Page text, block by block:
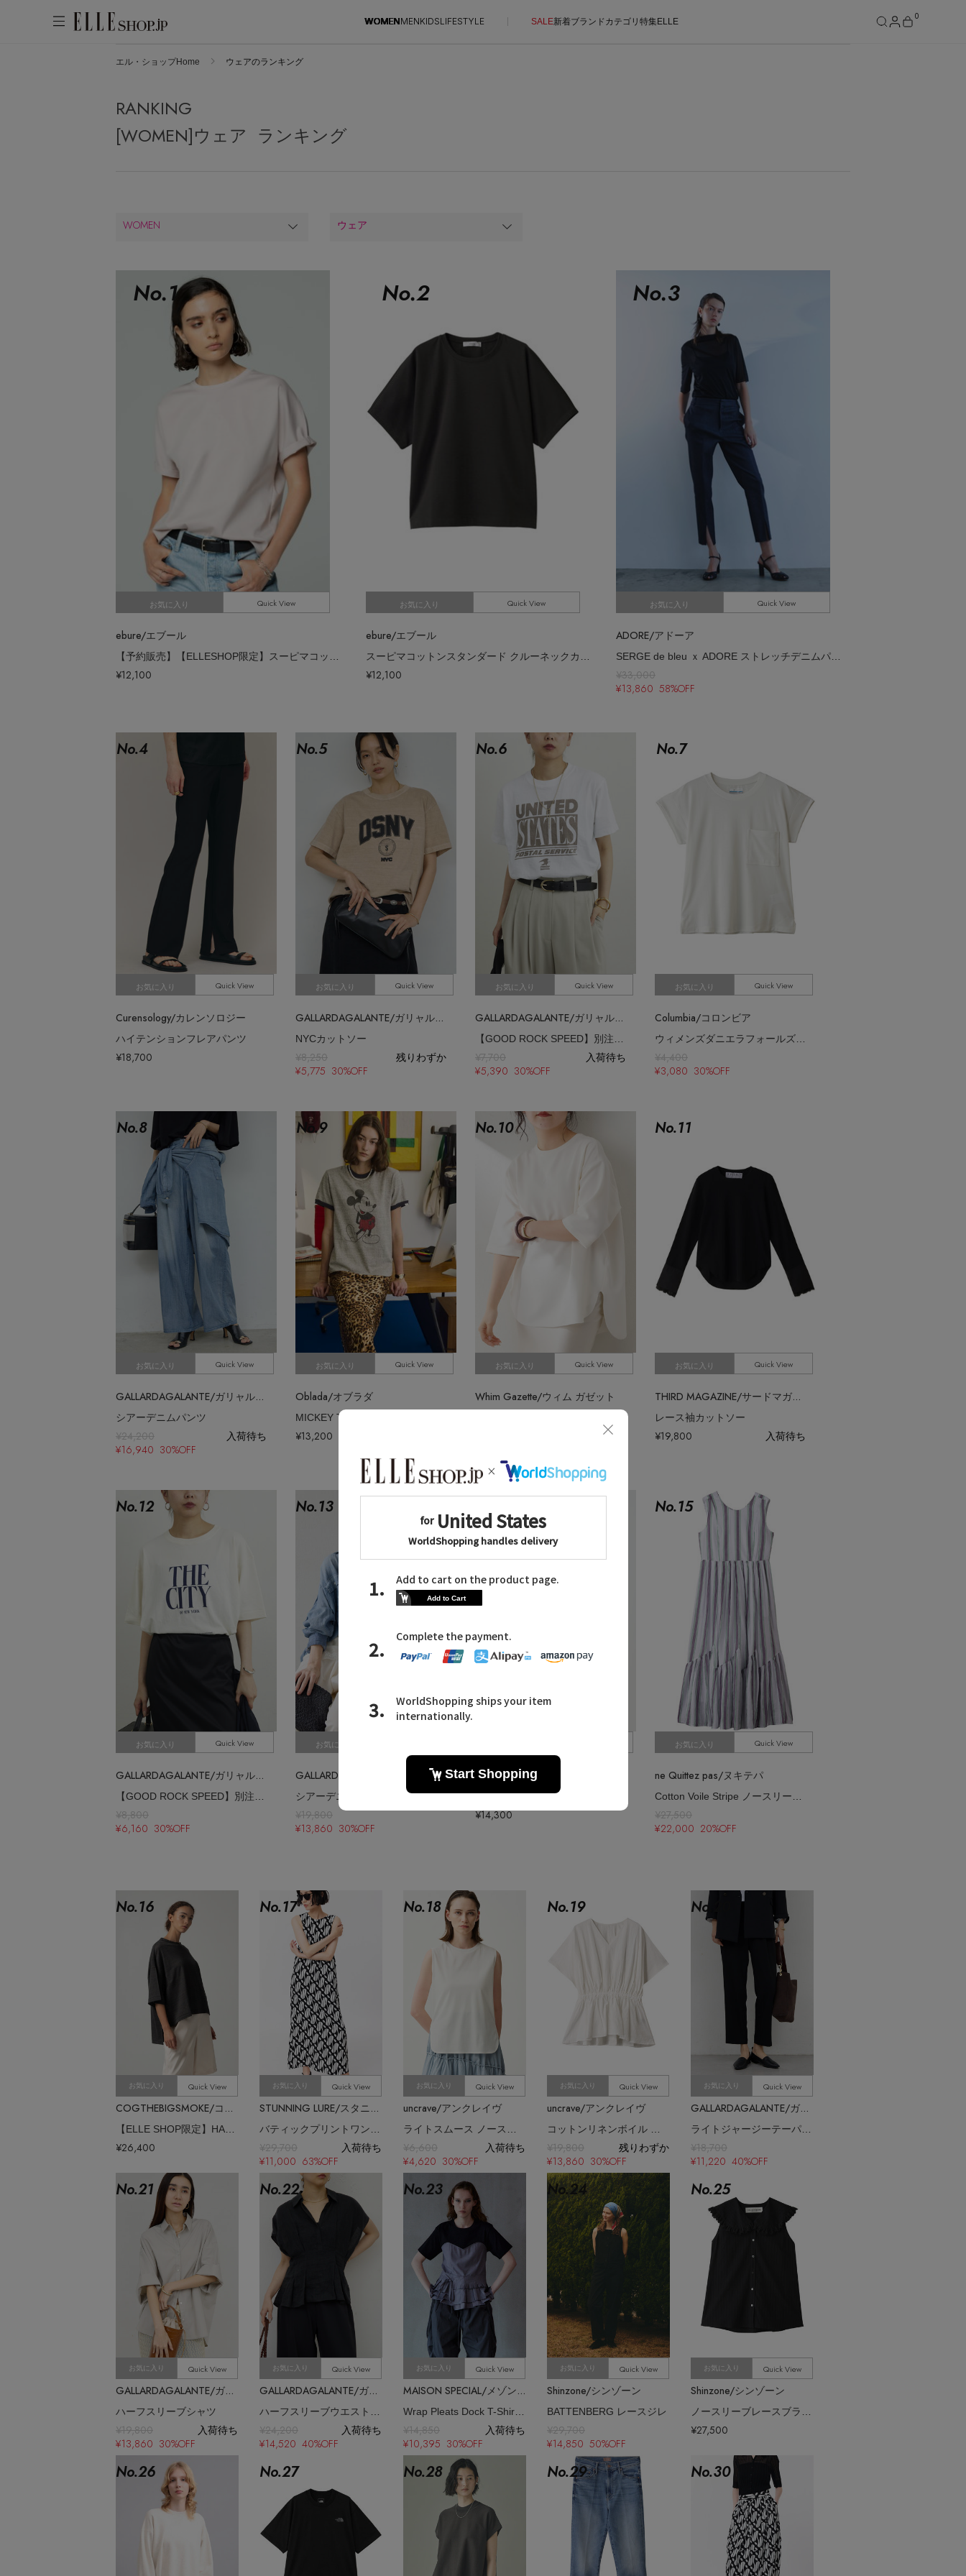
WOMENMENKIDSLIFESTYLE SALE新着ブランドカテゴリ 特集ELLE
0
【予約】新作ウェアをチェック
【Tシャツ】デイリーに活躍
【日傘】完全遮光・軽量傘
【サンダル】ビーサンの季節！
【リネン】涼しい夏素材
【CFCL】注目のPOP-UP
【ペプラム】トレンドシルエット
『ELLE』最新号掲載
【ジュエリー】シルバーでクールに
ルームウェア・パジャマ
フラットシューズ
レインシューズ
ショルダーバッグ
ハンドバッグ
財布・小物
ボディバッグ・ウェストポーチ
クラッチバッグ
ボストンバッグ
すべてのファッション小物
ストール・マフラー・ケープ
帽子・イヤーマフ
ヘアアクセサリー
スマートフォンケース・タブレットケース
アイウェア
すべてのアクセサリー
ピアス・イヤリング
バングル・ブレスレット
コサージュ・ブローチ
アンクレット
チャーム
すべてのランジェリー
ランジェリー
すべてのスポーツ
水着・スイムウェア
EDITOR'S CLOSET
【エディターズ・エッセンシャル】
ベーシックとトレンドが交差する16の名品
the Loop
ログイン
最新トレンドや限定アイテム、セール
情報をいち早くお届けします。
エル・ショップHome ウェアのランキング
RANKING
[WOMEN]ウェア ランキング
WOMEN ウェア
No.1
お気に入り Quick View
ebure/エブール
¥12,100
No.2
お気に入り Quick View
ebure/エブール
¥12,100
No.3
お気に入り Quick View
ADORE/アドーア
¥33,000
¥13,860 58%OFF
No.4
お気に入り Quick View
Curensology/カレンソロジー
ハイテンションフレアパンツ
¥18,700
No.5
お気に入り Quick View
GALLARDAGALANTE/ガリャルダガランテ
NYCカットソー
¥8,250
残りわずか
¥5,775 30%OFF
No.6
お気に入り Quick View
GALLARDAGALANTE/ガリャルダガランテ
¥7,700
入荷待ち
¥5,390 30%OFF
No.7
お気に入り Quick View
Columbia/コロンビア
¥4,400
¥3,080 30%OFF
No.8
お気に入り Quick View
GALLARDAGALANTE/ガリャルダガランテ
シアーデニムパンツ
¥24,200
入荷待ち
¥16,940 30%OFF
No.9
お気に入り Quick View
Oblada/オブラダ
MICKEY Tシャツ
¥13,200
No.10
お気に入り Quick View
Whim Gazette/ウィム ガゼット
No.11
お気に入り Quick View
THIRD MAGAZINE/サードマガジン
レース袖カットソー
¥19,800 入荷待ち
No.12
お気に入り Quick View
GALLARDAGALANTE/ガリャルダガランテ
¥8,800
¥6,160 30%OFF
No.13
お気に入り
GALLARDAGALANTE/ガリャルダガランテ
シアーデニムシャツ
¥19,800
¥13,860 30%OFF
ebure/エブール
¥14,300
No.15
お気に入り Quick View
ne Quittez pas/ヌキテパ
¥27,500
¥22,000 20%OFF
No.16
お気に入り Quick View
COGTHEBIGSMOKE/コグ ザ ビッグスモーク
¥26,400
No.17
お気に入り Quick View
STUNNING LURE/スタニングルアー
¥29,700
入荷待ち
¥11,000 63%OFF
No.18
お気に入り Quick View
uncrave/アンクレイヴ
¥6,600
入荷待ち
¥4,620 30%OFF
No.19
お気に入り Quick View
uncrave/アンクレイヴ
¥19,800
残りわずか
¥13,860 30%OFF
No.
お気に入り Quick View
GALLARDAGALANTE/ガリャルダガランテ
¥18,700
¥11,220 40%OFF
No.21
お気に入り Quick View
GALLARDAGALANTE/ガリャルダガランテ
ハーフスリーブシャツ
¥19,800
入荷待ち
¥13,860 30%OFF
No.22
お気に入り Quick View
GALLARDAGALANTE/ガリャルダガランテ
¥24,200
入荷待ち
¥14,520 40%OFF
No.23
お気に入り Quick View
MAISON SPECIAL/メゾンスペシャル
¥14,850
入荷待ち
¥10,395 30%OFF
No.24
お気に入り Quick View
Shinzone/シンゾーン
BATTENBERG レースジレ
¥29,700
¥14,850 50%OFF
No.25
お気に入り Quick View
Shinzone/シンゾーン
¥27,500
No.26 No.27 No.28 No.29 No.30